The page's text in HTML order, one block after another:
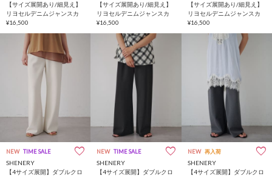
【サイズ展開あり/細見え】
リヨセルデニムジャンスカ
¥16,500
【サイズ展開あり/細見え】
リヨセルデニムジャンスカ
¥16,500
【サイズ展開あり/細見え】
リヨセルデニムジャンスカ
¥16,500
NEW TIME SALE
SHENERY
【4サイズ展開】ダブルクロ
NEW TIME SALE
SHENERY
【4サイズ展開】ダブルクロ
NEW 再入荷
SHENERY
【4サイズ展開】ダブルクロ